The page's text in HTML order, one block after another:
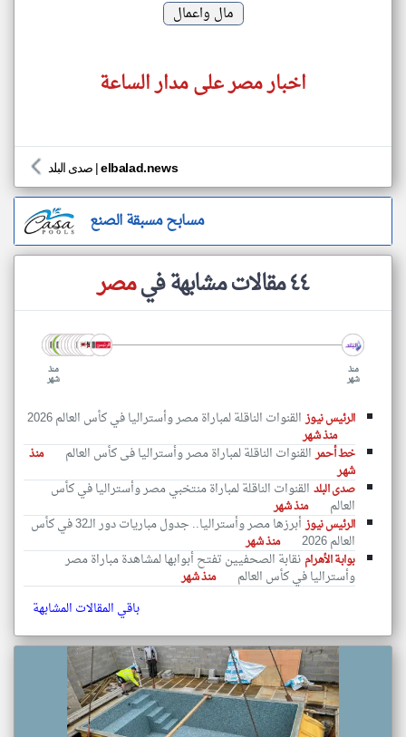
مال واعمال
اخبار مصر على مدار الساعة
صدى البلد |elbalad.news
مسابح مسبقة الصنع
٤٤ مقالات مشابهة في مصر
منذ
شهر
منذ
شهر
الرئيس نيوز القنوات الناقلة لمباراة مصر وأستراليا في كأس العالم 2026
منذ شهر
خط أحمر القنوات الناقلة لمباراة مصر وأستراليا فى كأس العالم
منذ
شهر
صدى البلد القنوات الناقلة لمباراة منتخبي مصر وأستراليا في كأس
العالم
منذ شهر
الرئيس نيوز
أبرزها مصر وأستراليا.. جدول مباريات دور الـ32 في كأس
العالم 2026
منذ شهر
بوابة الأهرام نقابة الصحفيين تفتح أبوابها لمشاهدة مباراة مصر
وأستراليا في كأس العالم منذ شهر
باقي المقالات المشابهة